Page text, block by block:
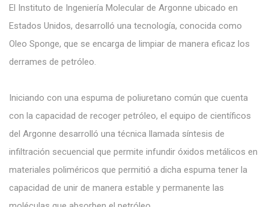
El Instituto de Ingeniería Molecular de Argonne ubicado en
Estados Unidos, desarrolló una tecnología, conocida como
Oleo Sponge, que se encarga de limpiar de manera eficaz los
derrames de petróleo.
Iniciando con una espuma de poliuretano común que cuenta
con la capacidad de recoger petróleo, el equipo de científicos
del Argonne desarrolló una técnica llamada síntesis de
infiltración secuencial que permite infundir óxidos metálicos en
materiales poliméricos que permitió a dicha espuma tener la
capacidad de unir de manera estable y permanente las